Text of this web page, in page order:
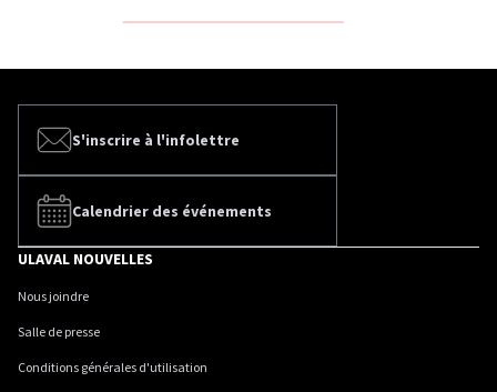
S'inscrire à l'infolettre
Calendrier des événements
ULAVAL NOUVELLES
Nous joindre
Salle de presse
Conditions générales d'utilisation